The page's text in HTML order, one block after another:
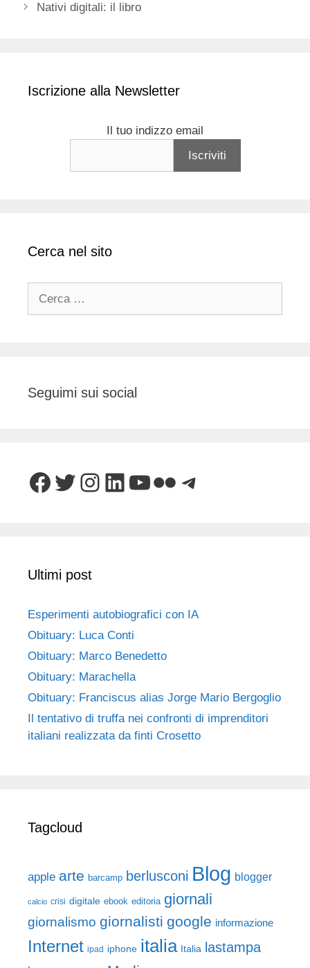
Nativi digitali: il libro
Iscrizione alla Newsletter
Il tuo indizzo email
Cerca nel sito
Seguimi sui social
Facebook
Twitter
Instagram
LinkedIn
YouTube
FlickrTelegram
Ultimi post
Esperimenti autobiografici con IA
Obituary: Luca Conti
Obituary: Marco Benedetto
Obituary: Marachella
Obituary: Franciscus alias Jorge Mario Bergoglio
Il tentativo di truffa nei confronti di imprenditori
italiani realizzata da finti Crosetto
Tagcloud
apple arte barcamp berlusconi Blog blogger
calcio crisi digitale ebook editoria giornali
giornalismo giornalisti google informazione
Internet ipad iphone italia Italia lastampa